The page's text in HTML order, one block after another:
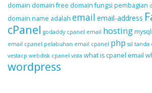
domain domain free domain fungsi pembagian
domain name adalah email email-address
cPanel godaddy cpanel email hostingmysql
email cpanel pelabuhan email cpanel php ssl tanda
vestacp webdisk cpanel vista what is cpanel email
wordpress